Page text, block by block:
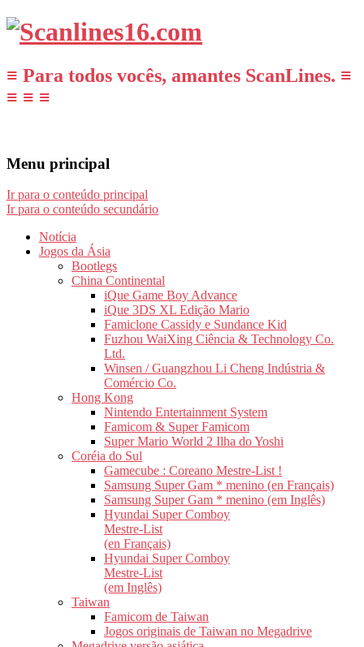
≡ Para todos vocês, amantes ScanLines. ≡
≡ ≡ ≡
Menu principal
Ir para o conteúdo principal
Ir para o conteúdo secundário
Notícia
Jogos da Ásia
Bootlegs
China Continental
iQue Game Boy Advance
iQue 3DS XL Edição Mario
Famiclone Cassidy e Sundance Kid
Fuzhou WaiXing Ciência & Technology Co.
Ltd.
Winsen / Guangzhou Li Cheng Indústria &
Comércio Co.
Hong Kong
Nintendo Entertainment System
Famicom & Super Famicom
Super Mario World 2 Ilha do Yoshi
Coréia do Sul
Gamecube : Coreano Mestre-List !
Samsung Super Gam * menino (en Français)
Samsung Super Gam * menino (em Inglês)
Hyundai Super Comboy
Mestre-List
(en Français)
Hyundai Super Comboy
Mestre-List
(em Inglês)
Taiwan
Famicom de Taiwan
Jogos originais de Taiwan no Megadrive